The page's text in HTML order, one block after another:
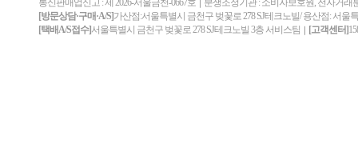
｜
[방문상담·구매·A/S]가산점:서울특별시 금천구 벚꽃로 278 SJ테크노빌/ 용산점: 서울
[택배A/S접수]서울특별시 금천구 벚꽃로 278 SJ테크노빌 3층 서비스팀 ｜ [고객센터]